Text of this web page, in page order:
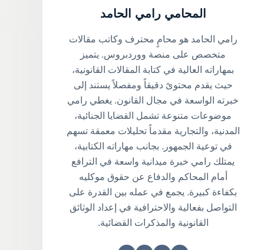
المحامي رامي الحامد
رامي الحامد هو محامٍ محترف وكاتب مقالات
متخصص على منصة ووردبروس. يتميز
بمهاراته العالية في كتابة المقالات القانونية،
حيث يقدم محتوىً دقيقاً ومفصلاً يستند إلى
خبرته الواسعة في مجال القانون. يغطي رامي
موضوعات متنوعة تشمل القضايا الجنائية،
المدنية، والتجارية مقدماً تحليلات معمقة تسهم
في توعية الجمهور. بجانب مهاراته الكتابية،
يمتلك رامي خبرة ميدانية واسعة في الترافع
أمام المحاكم والدفاع عن حقوق موكليه
بكفاءة كبيرة. يجمع في عمله بين القدرة على
التواصل بفعالية والاحترافية في إعداد الوثائق
القانونية والمذكرات القضائية.